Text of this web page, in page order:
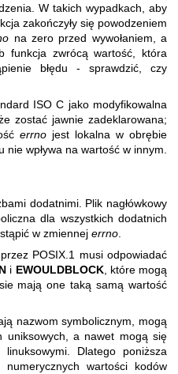
W takich wypadkach, aby
zakończyły się powodzeniem
na zero przed wywołaniem, a
funkcja zwrócą wartość, która
błędu - sprawdzić, czy
ISO C jako modyfikowalna
zostać jawnie zadeklarowana;
errno jest lokalna w obrębie
wpływa na wartość w innym.
dodatnimi. Plik nagłówkowy
dla wszystkich dodatnich
w zmiennej errno
POSIX.1 musi odpowiadać
i EWOULDBLOCK, które mogą
mają one taką samą wartość
nazwom symbolicznym, mogą
uniksowych, a nawet mogą się
Dlatego poniższa
wartości kodów